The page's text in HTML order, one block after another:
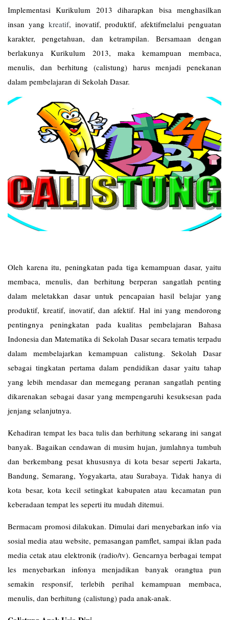
Implementasi Kurikulum 2013 diharapkan bisa menghasilkan
insan yang kreatif, inovatif, produktif, afektifmelalui penguatan
karakter, pengetahuan, dan ketrampilan. Bersamaan dengan
berlakunya Kurikulum 2013, maka kemampuan membaca,
menulis, dan berhitung (calistung) harus menjadi penekanan
dalam pembelajaran di Sekolah Dasar.
Oleh karena itu, peningkatan pada tiga kemampuan dasar, yaitu
membaca, menulis, dan berhitung berperan sangatlah penting
dalam meletakkan dasar untuk pencapaian hasil belajar yang
produktif, kreatif, inovatif, dan afektif. Hal ini yang mendorong
pentingnya peningkatan pada kualitas pembelajaran Bahasa
Indonesia dan Matematika di Sekolah Dasar secara tematis terpadu
dalam membelajarkan kemampuan calistung. Sekolah Dasar
sebagai tingkatan pertama dalam pendidikan dasar yaitu tahap
yang lebih mendasar dan memegang peranan sangatlah penting
dikarenakan sebagai dasar yang mempengaruhi kesuksesan pada
jenjang selanjutnya.
Kehadiran tempat les baca tulis dan berhitung sekarang ini sangat
banyak. Bagaikan cendawan di musim hujan, jumlahnya tumbuh
dan berkembang pesat khususnya di kota besar seperti Jakarta,
Bandung, Semarang, Yogyakarta, atau Surabaya. Tidak hanya di
kota besar, kota kecil setingkat kabupaten atau kecamatan pun
keberadaan tempat les seperti itu mudah ditemui.
Bermacam promosi dilakukan. Dimulai dari menyebarkan info via
sosial media atau website, pemasangan pamflet, sampai iklan pada
media cetak atau elektronik (radio/tv). Gencarnya berbagai tempat
les menyebarkan infonya menjadikan banyak orangtua pun
semakin responsif, terlebih perihal kemampuan membaca,
menulis, dan berhitung (calistung) pada anak-anak.